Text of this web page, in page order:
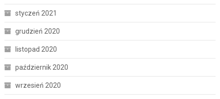
styczeń 2021
grudzień 2020
listopad 2020
październik 2020
wrzesień 2020